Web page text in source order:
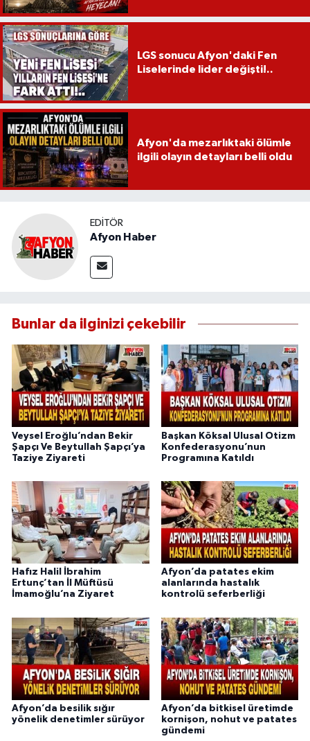
LGS sonucu Afyon'daki Fen
Liselerinde lider değişti!..
Afyon'da mezarlıktaki ölümle
ilgili olayın detayları belli oldu
EDITÖR
Afyon Haber
Bunlar da ilginizi çekebilir
Veysel Eroğlu’ndan Bekir
Şapçı Ve Beytullah Şapçı’ya
Taziye Ziyareti
Başkan Köksal Ulusal Otizm
Konfederasyonu’nun
Programına Katıldı
Hafız Halil İbrahim
Ertunç’tan İl Müftüsü
İmamoğlu’na Ziyaret
Afyon’da patates ekim
alanlarında hastalık
kontrolü seferberliği
Afyon’da besilik sığır
yönelik denetimler sürüyor
Afyon’da bitkisel üretimde
kornişon, nohut ve patates
gündemi